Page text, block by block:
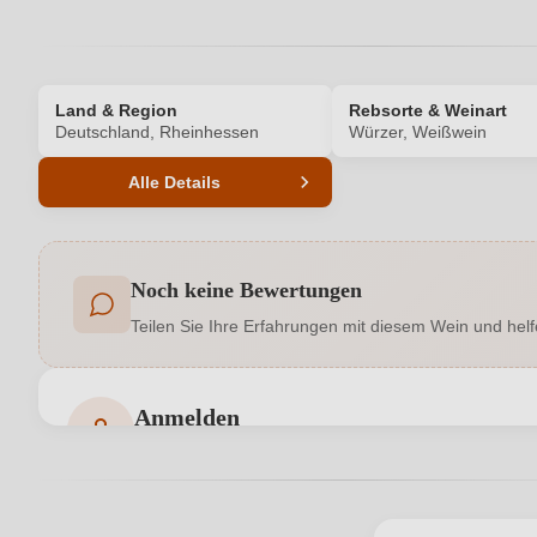
Land & Region
Deutschland, Rheinhessen
Rebsorte & Weinart
Würzer, Weißwein
Alle Details
Allergene
Geschmack
adresse
Noch keine Bewertungen
Teilen Sie Ihre Erfahrungen mit diesem Wein und
Anmelden